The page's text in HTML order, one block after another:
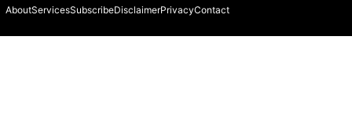
AboutServicesSubscribeDisclaimerPrivacyContact